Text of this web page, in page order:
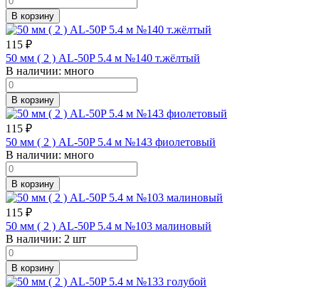
В корзину
115 ₽
50 мм ( 2 ) AL-50P 5.4 м №140 т.жёлтый
В наличии: много
В корзину
115 ₽
50 мм ( 2 ) AL-50P 5.4 м №143 фиолетовый
В наличии: много
В корзину
115 ₽
50 мм ( 2 ) AL-50P 5.4 м №103 малиновый
В наличии: 2 шт
В корзину